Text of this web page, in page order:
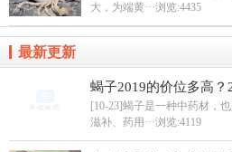
大，为端黄···浏览:4435
最新更新
蝎子2019的价位多高？
[10-23]蝎子是一种中药材，
滋补、药用···浏览:4119